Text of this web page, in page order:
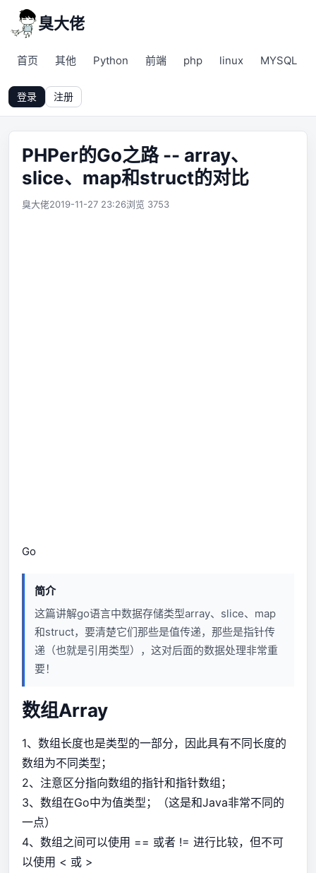
臭大佬
首页 其他 Python 前端 php linux MYSQL
登录 注册
PHPer的Go之路 -- array、
slice、map和struct的对比
臭大佬2019-11-27 23:26浏览 3753
Go
简介
这篇讲解go语言中数据存储类型array、slice、map
和struct，要清楚它们那些是值传递，那些是指针传
递（也就是引用类型），这对后面的数据处理非常重
要！
数组Array
1、数组长度也是类型的一部分，因此具有不同长度的
数组为不同类型；
2、注意区分指向数组的指针和指针数组；
3、数组在Go中为值类型；（这是和Java非常不同的
一点）
4、数组之间可以使用 == 或者 != 进行比较，但不可
以使用 < 或 >